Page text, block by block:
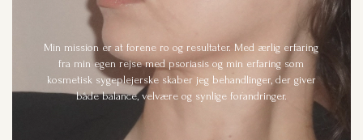
Min mission er at forene ro og resultater. Med ærlig erfaring
fra min egen rejse med psoriasis og min erfaring som
kosmetisk sygeplejerske skaber jeg behandlinger, der giver
både balance, velvære og synlige forandringer.